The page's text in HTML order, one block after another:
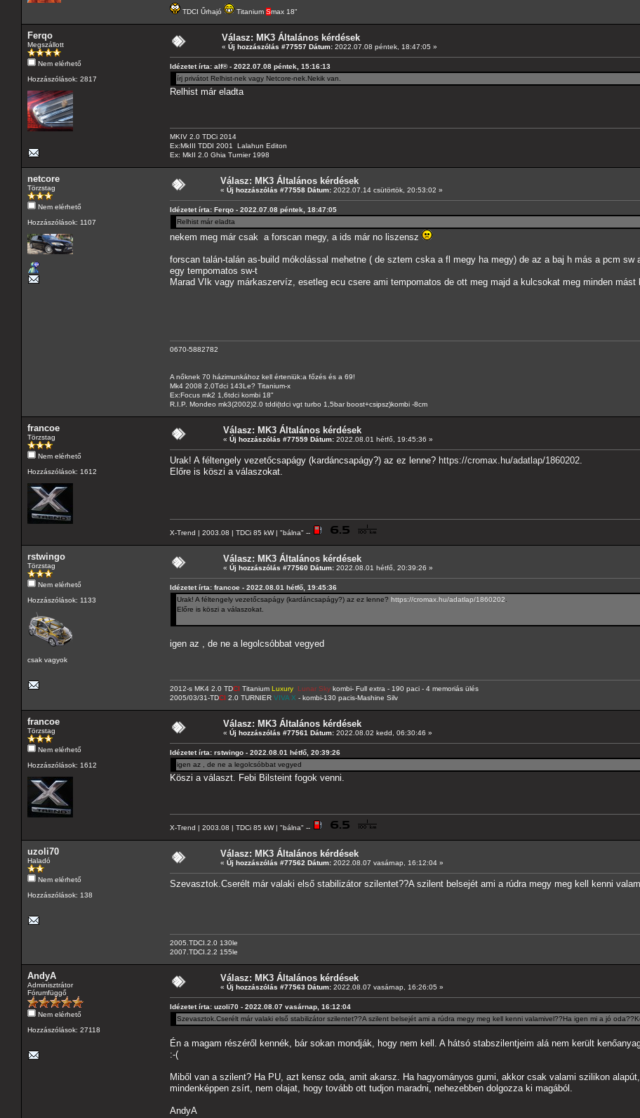
TDCI Űrhajó Titanium Smax 18"
Ferqo
Megszállott
Nem elérhető
Hozzászólások: 2817
Válasz: MK3 Általános kérdések
« Új hozzászólás #77557 Dátum: 2022.07.08 péntek, 18:47:05 »
Idézetet írta: alf® - 2022.07.08 péntek, 15:16:13
írj privátot Relhist-nek vagy Netcore-nek.Nekik van.
Relhist már eladta
MKIV 2.0 TDCi 2014
Ex:MkIII TDDI 2001 Lalahun Editon
Ex: MkII 2.0 Ghia Turnier 1998
netcore
Törzstag
Nem elérhető
Hozzászólások: 1107
Válasz: MK3 Általános kérdések
« Új hozzászólás #77558 Dátum: 2022.07.14 csütörtök, 20:53:02 »
Idézetet írta: Ferqo - 2022.07.08 péntek, 18:47:05
Relhist már eladta
nekem meg már csak a forscan megy, a ids már no liszensz
forscan talán-talán as-build mókolással mehetne ( de sztem cska a fl megy ha megy) de az a baj h más a pcm
egy tempomatos sw-t
Marad VIk vagy márkaszervíz, esetleg ecu csere ami tempomatos de ott meg majd a kulcsokat meg minden mást
0670-5882782
A nőknek 70 házimunkához kell érteniük:a főzés és a 69!
Mk4 2008 2,0Tdci 143Le? Titanium-x
Ex:Focus mk2 1,6tdci kombi 18"
R.I.P. Mondeo mk3(2002)2.0 tddi(tdci vgt turbo 1,5bar boost+csipsz)kombi -8cm
francoe
Törzstag
Nem elérhető
Hozzászólások: 1612
Válasz: MK3 Általános kérdések
« Új hozzászólás #77559 Dátum: 2022.08.01 hétfő, 19:45:36 »
Urak! A féltengely vezetőcsapágy (kardáncsapágy?) az ez lenne? https://cromax.hu/adatlap/1860202
Előre is köszi a válaszokat.
X-Trend | 2003.08 | TDCi 85 kW | "bálna" --
rstwingo
Törzstag
Nem elérhető
Hozzászólások: 1133
csak vagyok
Válasz: MK3 Általános kérdések
« Új hozzászólás #77560 Dátum: 2022.08.01 hétfő, 20:39:26 »
Idézetet írta: francoe - 2022.08.01 hétfő, 19:45:36
Urak! A féltengely vezetőcsapágy (kardáncsapágy?) az ez lenne? https://cromax.hu/adatlap/1860202
Előre is köszi a válaszokat.
igen az , de ne a legolcsóbbat vegyed
2012-s MK4 2.0 TDCI Titanium Luxury Lunar Sky kombi- Full extra - 190 paci - 4 memoriás ülés
2005/03/31-TDCI 2.0 TURNIER VIVA X - kombi-130 pacis-Mashine Silv
francoe
Törzstag
Nem elérhető
Hozzászólások: 1612
Válasz: MK3 Általános kérdések
« Új hozzászólás #77561 Dátum: 2022.08.02 kedd, 06:30:46 »
Idézetet írta: rstwingo - 2022.08.01 hétfő, 20:39:26
igen az , de ne a legolcsóbbat vegyed
Köszi a választ. Febi Bilsteint fogok venni.
X-Trend | 2003.08 | TDCi 85 kW | "bálna" --
uzoli70
Haladó
Nem elérhető
Hozzászólások: 138
Válasz: MK3 Általános kérdések
« Új hozzászólás #77562 Dátum: 2022.08.07 vasárnap, 16:12:04 »
Szevasztok.Cserélt már valaki első stabilizátor szilentet??A szilent belsejét ami a rúdra megy meg kell kenni
2005.TDCI.2.0 130le
2007.TDCI.2.2 155le
AndyA
Adminisztrátor
Fórumfüggő
Nem elérhető
Hozzászólások: 27118
Válasz: MK3 Általános kérdések
« Új hozzászólás #77563 Dátum: 2022.08.07 vasárnap, 16:26:05 »
Idézetet írta: uzoli70 - 2022.08.07 vasárnap, 16:12:04
Szevasztok.Cserélt már valaki első stabilizátor szilentet??A szilent belsejét ami a rúdra megy meg kell kenni valamivel??Ha igen mi a jó
Én a magam részéről kennék, bár sokan mondják, hogy nem kell. A hátsó stabszilentjeim alá nem került
:-(
Miből van a szilent? Ha PU, azt kensz oda, amit akarsz. Ha hagyományos gumi, akkor csak valami szilikon
mindenképpen zsírt, nem olajat, hogy tovább ott tudjon maradni, nehezebben dolgozza ki magából.
AndyA